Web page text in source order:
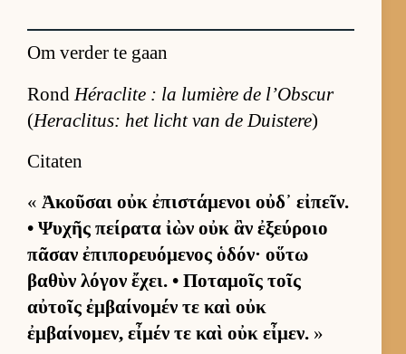
Om verder te gaan
Rond Héraclite : la lumière de l’Obscur
(Heraclitus: het licht van de Duistere)
Citaten
« Ἀκοῦσαι οὐκ ἐπιστάμενοι οὐδ᾽ εἰπεῖν.
• Ψυχῆς πείρατα ἰὼν οὐκ ἂν ἐξεύροιο
πᾶσαν ἐπιπορευόμενος ὁδόν· οὕτω
βαθὺν λόγον ἔχει. • Ποταμοῖς τοῖς
αὐτοῖς ἐμβαίνομέν τε καὶ οὐκ
ἐμβαίνομεν, εἶμέν τε καὶ οὐκ εἶμεν. »